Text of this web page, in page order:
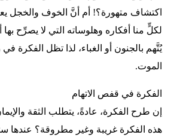
اكتشاف متهورة؟! أم أنَّ الخوف والخجل
لكلٍّ منا أفكاره وهلوساته التي لا يصرِّح بها
يُتَّهم بالجنون أو الغباء، لذا تظل
الموت.
الفكرة في قفص الاتهام
إن طرح الفكرة، عادةً، يتطلب الثقة
هذه الفكرة غريبة وغير مطروقة؟ عندها